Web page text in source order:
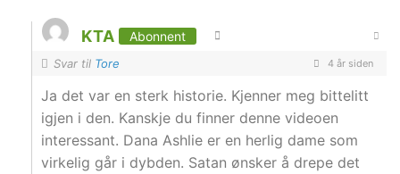
KTA Abonnent
Svar til Tore 4 år siden
Ja det var en sterk historie. Kjenner meg bittelitt
igjen i den. Kanskje du finner denne videoen
interessant. Dana Ashlie er en herlig dame som
virkelig går i dybden. Satan ønsker å drepe det